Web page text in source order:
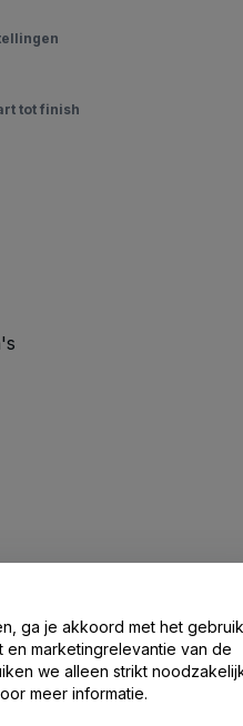
tot finish
Met Ons Op
ga je akkoord met het gebruik
marketingrelevantie van de
we alleen strikt
meer informatie.